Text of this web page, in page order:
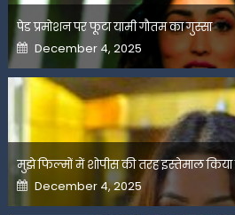
पेड प्रमोशन पर फूटा यामी गौतम का गुस्सा
Posted
on
December 4, 2025
मुझे फिल्मों में शोपीस की तरह इस्तेमाल
Posted
on
December 4, 2025